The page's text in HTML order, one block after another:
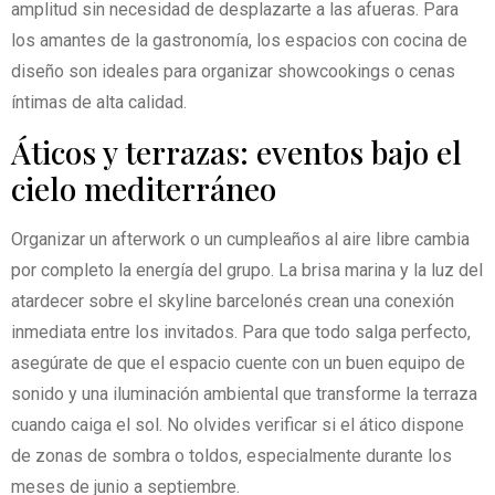
amplitud sin necesidad de desplazarte a las afueras. Para
los amantes de la gastronomía, los espacios con cocina de
diseño son ideales para organizar showcookings o cenas
íntimas de alta calidad.
Áticos y terrazas: eventos bajo el
cielo mediterráneo
Organizar un afterwork o un cumpleaños al aire libre cambia
por completo la energía del grupo. La brisa marina y la luz del
atardecer sobre el skyline barcelonés crean una conexión
inmediata entre los invitados. Para que todo salga perfecto,
asegúrate de que el espacio cuente con un buen equipo de
sonido y una iluminación ambiental que transforme la terraza
cuando caiga el sol. No olvides verificar si el ático dispone
de zonas de sombra o toldos, especialmente durante los
meses de junio a septiembre.